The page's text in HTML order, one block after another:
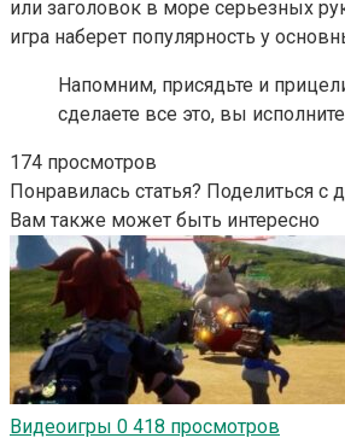
или заголовок в море серьезных
игра наберет популярность у
Напомним, присядьте и
сделаете все это, вы
174 просмотров
Понравилась статья? Поделиться с
Вам также может быть интересно
Видеоигры 0 418 просмотров